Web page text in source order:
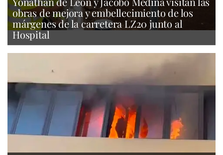
obras de mejora y embellecimiento de los
márgenes de la carretera LZ20 junto al
Hospital